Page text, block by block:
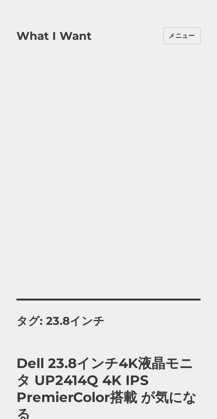
What I Want メニュー
タグ:23.8インチ
Dell 23.8インチ4K液晶モニ
タ UP2414Q 4K IPS
PremierColor搭載 が気にな
る